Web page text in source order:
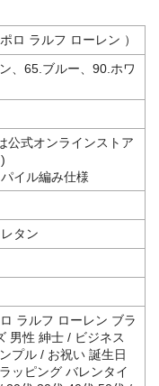
ロ ラルフ ローレン ）
、65.ブルー、90.ホワ
公式オンラインストア
イル編み仕様
タン
ラルフ ローレン ブラ
男性 紳士 / ビジネス
プル / お祝い 誕生日
ッピング バレンタイ